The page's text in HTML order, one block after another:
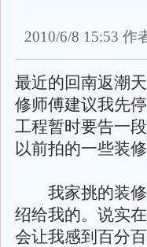
2010/6/8 15:53 作
最近的回南返潮
修师傅建议我先
工程暂时要告一
以前拍的一些装
我家挑的装修
绍给我的。说实
会让我感到百分